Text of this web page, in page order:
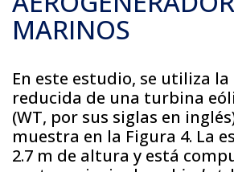
MARINOS
En este estudio, se utiliza
reducida de una turbina
(WT, por sus siglas en
muestra en la Figura 4. La
2.7 m de altura y está